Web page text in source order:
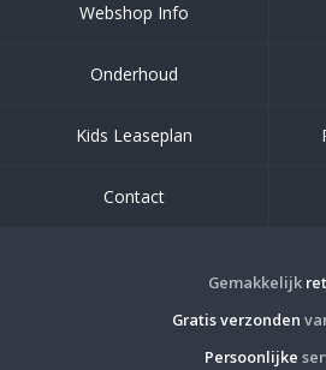
Webshop Info
Onderhoud
Kids Leaseplan
Contact
Gemakkelijk
Gratis verzonden
Persoonlijke